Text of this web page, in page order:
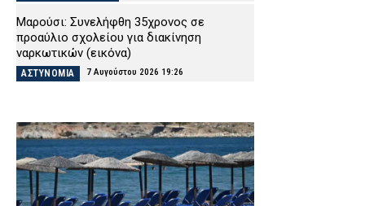
Μαρούσι: Συνελήφθη 35χρονος σε
προαύλιο σχολείου για διακίνηση
ναρκωτικών (εικόνα)
ΑΣΤΥΝΟΜΙΑ 7 Αυγούστου 2026 19:26
ΑΠΟΨΕΙΣ 7 Αυγούστου 2026 19:14
«Καμπανάκι» από τον ΟΟΣΑ: Στην Ελλάδα η
μεγαλύτερη πτώση του πραγματικού
εισοδήματος των νοικοκυριών